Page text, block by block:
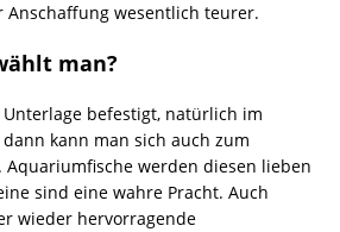
Anschaffung wesentlich teurer.
man?
befestigt, natürlich im
kann man sich auch zum
Aquariumfische werden diesen lieben
sind eine wahre Pracht. Auch
wieder hervorragende